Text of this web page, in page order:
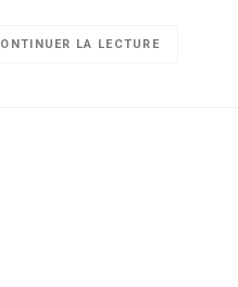
LA LECTURE